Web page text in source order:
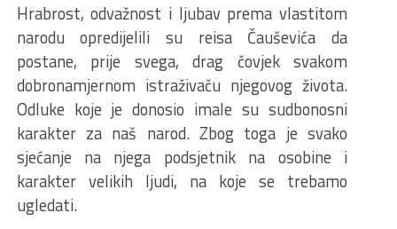
Hrabrost, odvažnost i ljubav prema vlastitom
narodu opredijelili su reisa Čauševića da
postane, prije svega, drag čovjek svakom
dobronamjernom istraživaču njegovog života.
Odluke koje je donosio imale su sudbonosni
karakter za naš narod. Zbog toga je svako
sjećanje na njega podsjetnik na osobine i
karakter velikih ljudi, na koje se trebamo
ugledati.